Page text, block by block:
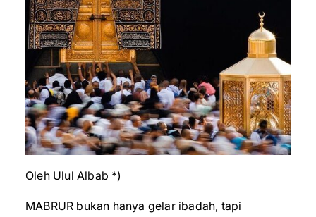
Oleh Ulul Albab *)
MABRUR bukan hanya gelar ibadah, tapi